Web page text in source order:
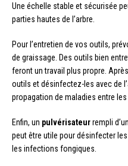
Une échelle stable et sécurisée
parties hautes de l’arbre.
Pour l’entretien de vos outils,
de graissage. Des outils bien
feront un travail plus propre.
outils et désinfectez-les avec de
propagation de maladies entre les
Enfin, un pulvérisateurrempli
peut être utile pour désinfecter
les infections fongiques.